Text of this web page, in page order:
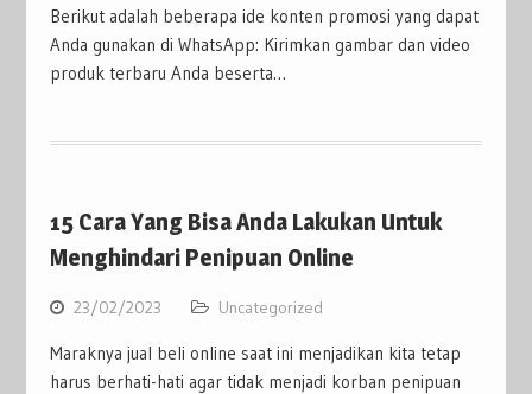
Berikut adalah beberapa ide konten promosi yang dapat
Anda gunakan di WhatsApp: Kirimkan gambar dan video
produk terbaru Anda beserta…
15 Cara Yang Bisa Anda Lakukan Untuk
Menghindari Penipuan Online
23/02/2023 Uncategorized
Maraknya jual beli online saat ini menjadikan kita tetap
harus berhati-hati agar tidak menjadi korban penipuan